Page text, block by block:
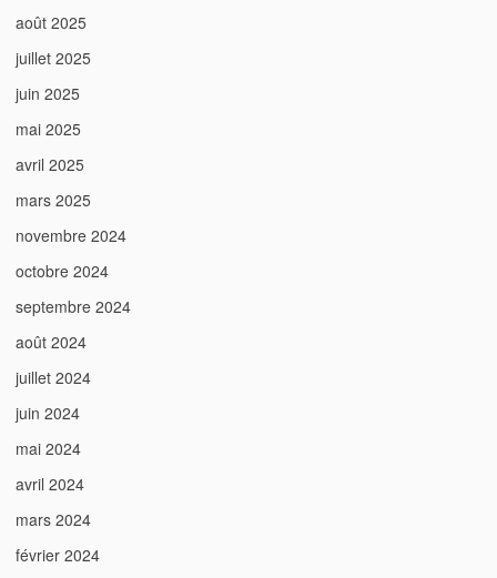
août 2025
juillet 2025
juin 2025
mai 2025
avril 2025
mars 2025
novembre 2024
octobre 2024
septembre 2024
août 2024
juillet 2024
juin 2024
mai 2024
avril 2024
mars 2024
février 2024